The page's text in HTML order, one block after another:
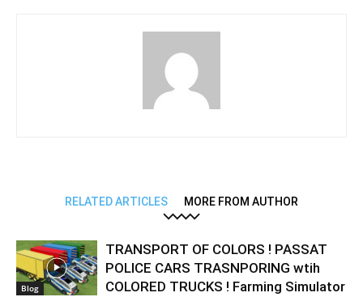
RELATED ARTICLES MORE FROM AUTHOR
Blog
TRANSPORT OF COLORS ! PASSAT
POLICE CARS TRASNPORING wtih
COLORED TRUCKS ! Farming Simulator